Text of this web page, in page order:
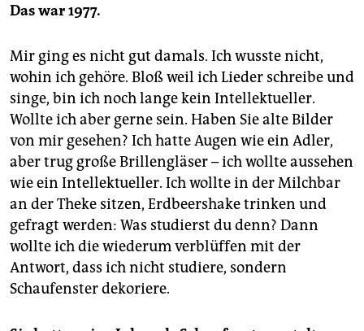
Das war 1977.
Mir ging es nicht gut damals. Ich wusste nicht,
wohin ich gehöre. Bloß weil ich Lieder schreibe und
singe, bin ich noch lange kein Intellektueller.
Wollte ich aber gerne sein. Haben Sie alte Bilder
von mir gesehen? Ich hatte Augen wie ein Adler,
aber trug große Brillengläser – ich wollte aussehen
wie ein Intellektueller. Ich wollte in der Milchbar
an der Theke sitzen, Erdbeershake trinken und
gefragt werden: Was studierst du denn? Dann
wollte ich die wiederum verblüffen mit der
Antwort, dass ich nicht studiere, sondern
Schaufenster dekoriere.